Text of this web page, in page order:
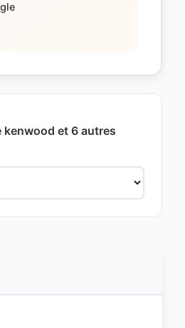
et 6 autres